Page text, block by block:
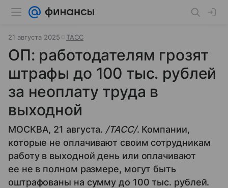
21 августа 2025 ТАСС
ОП: работодателям грозят
штрафы до 100 тыс. рублей
за неоплату труда в
выходной
МОСКВА, 21 августа. /ТАСС/. Компании,
которые не оплачивают своим сотрудникам
работу в выходной день или оплачивают
ее не в полном размере, могут быть
оштрафованы на сумму до 100 тыс. рублей.